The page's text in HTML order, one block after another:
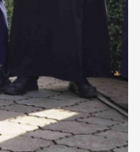
більше